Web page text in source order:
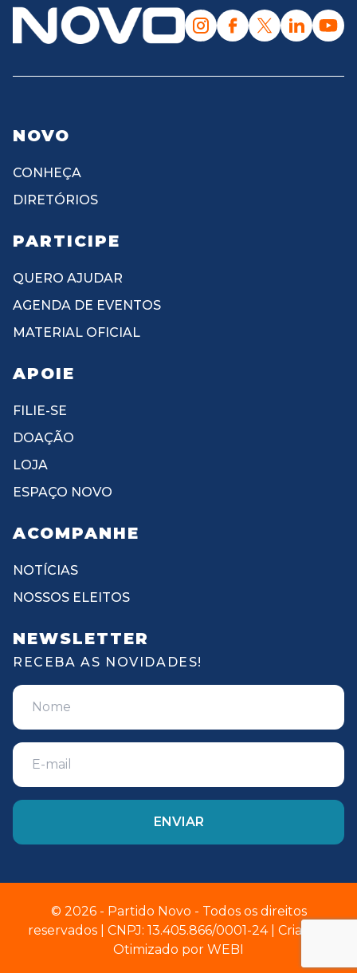
NOVO
CONHEÇA
DIRETÓRIOS
PARTICIPE
QUERO AJUDAR
AGENDA DE EVENTOS
MATERIAL OFICIAL
APOIE
FILIE-SE
DOAÇÃO
LOJA
ESPAÇO NOVO
ACOMPANHE
NOTÍCIAS
NOSSOS ELEITOS
NEWSLETTER
RECEBA AS NOVIDADES!
© 2026 - Partido Novo - Todos os direitos
reservados | CNPJ: 13.405.866/0001-24 | Criado e
Otimizado por WEBI